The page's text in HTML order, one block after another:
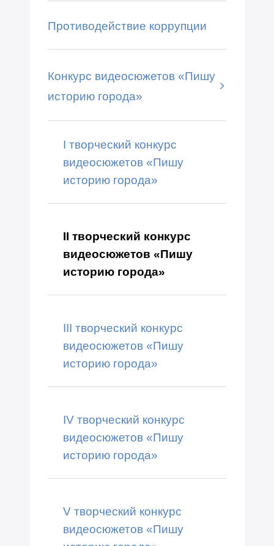
Противодействие коррупции
Конкурс видеосюжетов «Пишу
историю города»
I творческий конкурс
видеосюжетов «Пишу
историю города»
II творческий конкурс
видеосюжетов «Пишу
историю города»
III творческий конкурс
видеосюжетов «Пишу
историю города»
IV творческий конкурс
видеосюжетов «Пишу
историю города»
V творческий конкурс
видеосюжетов «Пишу